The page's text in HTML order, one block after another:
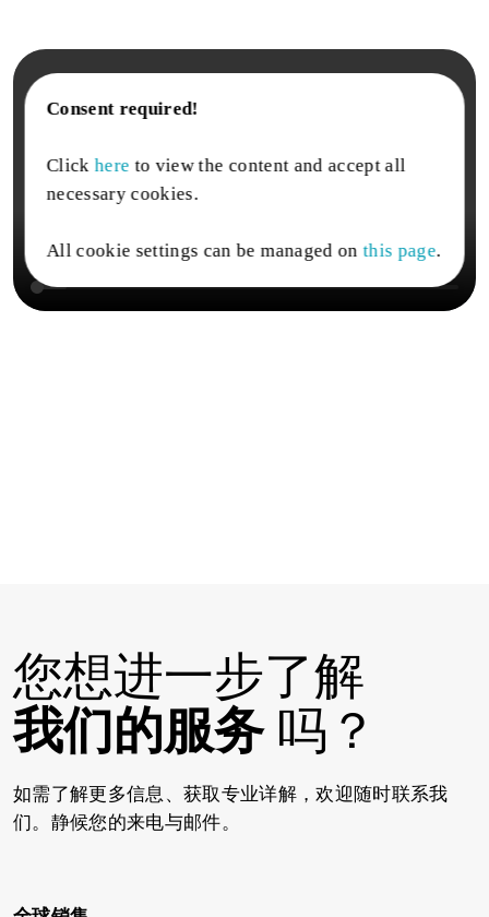
Consent required!
Clickhere to view the content and accept all
necessary cookies.
All cookie settings can be managed onthis page.
您想进一步了解
我们的服务吗？
如需了解更多信息、获取专业详解，欢迎随时联系我
们。静候您的来电与邮件。